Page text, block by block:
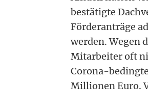
bestätigte
Förderanträge
werden. Wegen
Mitarbeiter oft
Corona-
Millionen Euro.